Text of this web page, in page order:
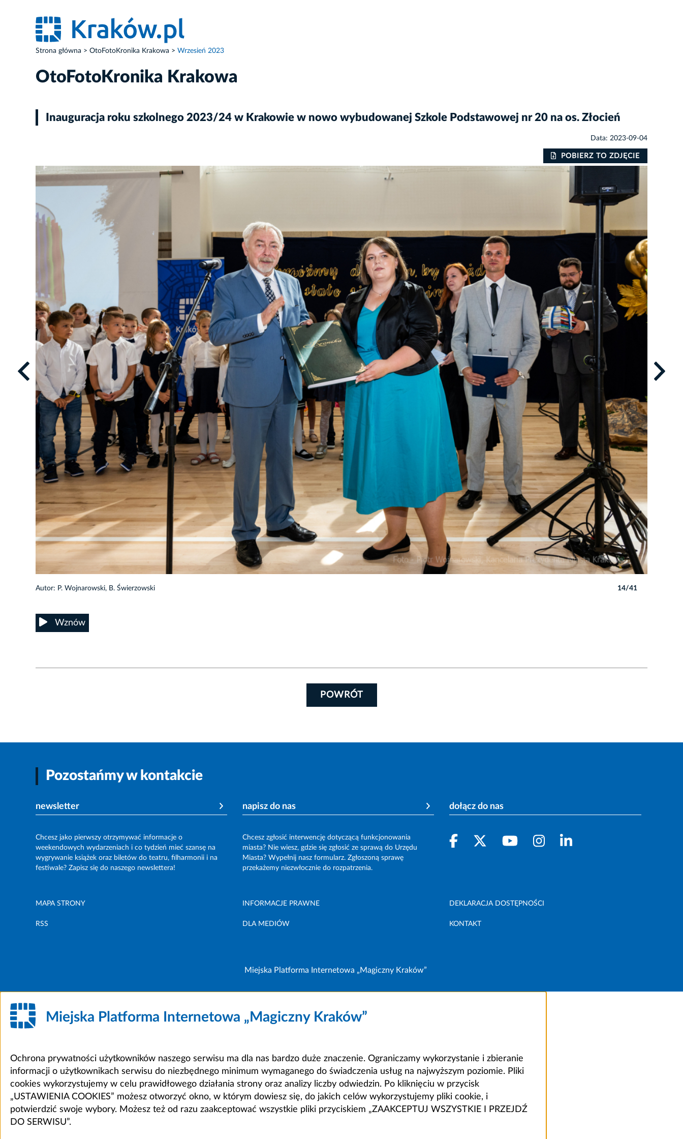
Strona główna OtoFotoKronika Krakowa Wrzesień 2023
OtoFotoKronika Krakowa
Inauguracja roku szkolnego 2023/24 w Krakowie w nowo wybudowanej Szkole Podstawowej nr 20 na os. Złocień
Data: 2023-09-04
POBIERZ TO ZDJĘCIE
Autor: P. Wojnarowski, B. Świerzowski 14/41
Wznów
POWRÓT
Pozostańmy w kontakcie
newsletter
Chcesz jako pierwszy otrzymywać informacje o
weekendowych wydarzeniach i co tydzień mieć szansę na
wygrywanie książek oraz biletów do teatru, filharmonii i na
festiwale? Zapisz się do naszego newslettera!
napisz do nas
Chcesz zgłosić interwencję dotyczącą funkcjonowania
miasta? Nie wiesz, gdzie się zgłosić ze sprawą do Urzędu
Miasta? Wypełnij nasz formularz. Zgłoszoną sprawę
przekażemy niezwłocznie do rozpatrzenia.
dołącz do nas
MAPA STRONY INFORMACJE PRAWNE DEKLARACJA DOSTĘPNOŚCI
RSS DLA MEDIÓW KONTAKT
Miejska Platforma Internetowa „Magiczny Kraków”
Miejska Platforma Internetowa „Magiczny Kraków”
Ochrona prywatności użytkowników naszego serwisu ma dla nas bardzo duże znaczenie. Ograniczamy wykorzystanie i zbieranie
informacji o użytkownikach serwisu do niezbędnego minimum wymaganego do świadczenia usług na najwyższym poziomie. Pliki
cookies wykorzystujemy w celu prawidłowego działania strony oraz analizy liczby odwiedzin. Po kliknięciu w przycisk
„USTAWIENIA COOKIES” możesz otworzyć okno, w którym dowiesz się, do jakich celów wykorzystujemy pliki cookie, i
potwierdzić swoje wybory. Możesz też od razu zaakceptować wszystkie pliki przyciskiem „ZAAKCEPTUJ WSZYSTKIE I PRZEJDŹ
DO SERWISU”.